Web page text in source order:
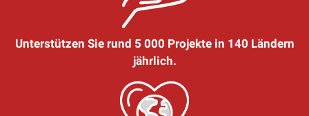
Unterstützen Sie rund 5 000 Projekte in 140 Ländern
jährlich.